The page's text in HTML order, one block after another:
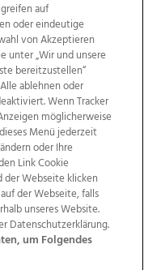
Kontakt
Jobs
Anzeigekunden
Politische Werbung
auf
oder eindeutige
von Akzeptieren
unter „Wir und unsere
bereitzustellen“
ablehnen oder
Wenn Tracker
möglicherweise
Menü jederzeit
oder Ihre
Link Cookie
der Webseite klicken
der Webseite, falls
unseres Website.
Datenschutzerklärung.
um Folgendes